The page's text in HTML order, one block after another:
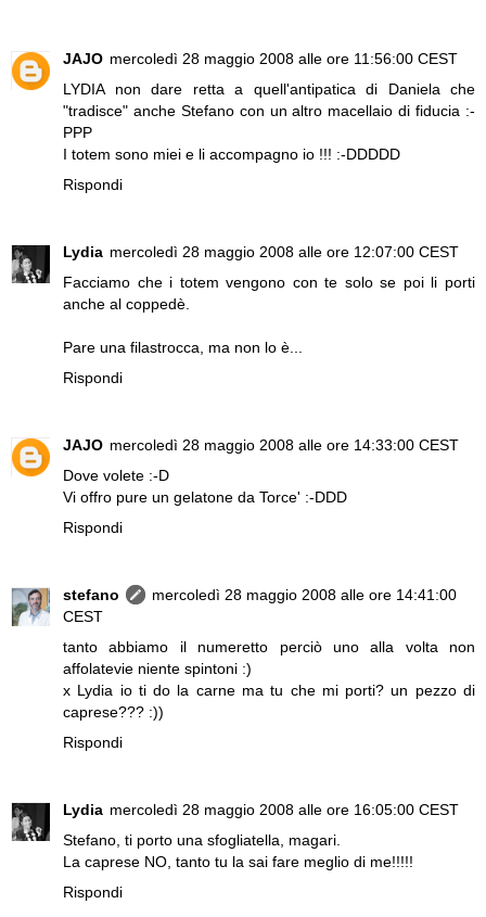
JAJO mercoledì 28 maggio 2008 alle ore 11:56:00 CEST
LYDIA non dare retta a quell'antipatica di Daniela che
"tradisce" anche Stefano con un altro macellaio di fiducia :-
PPP
I totem sono miei e li accompagno io !!! :-DDDDD
Rispondi
Lydia mercoledì 28 maggio 2008 alle ore 12:07:00 CEST
Facciamo che i totem vengono con te solo se poi li porti
anche al coppedè.
Pare una filastrocca, ma non lo è...
Rispondi
JAJO mercoledì 28 maggio 2008 alle ore 14:33:00 CEST
Dove volete :-D
Vi offro pure un gelatone da Torce' :-DDD
Rispondi
stefano
mercoledì 28 maggio 2008 alle ore 14:41:00
CEST
tanto abbiamo il numeretto perciò uno alla volta non
affolatevie niente spintoni :)
x Lydia io ti do la carne ma tu che mi porti? un pezzo di
caprese??? :))
Rispondi
Lydia mercoledì 28 maggio 2008 alle ore 16:05:00 CEST
Stefano, ti porto una sfogliatella, magari.
La caprese NO, tanto tu la sai fare meglio di me!!!!!
Rispondi